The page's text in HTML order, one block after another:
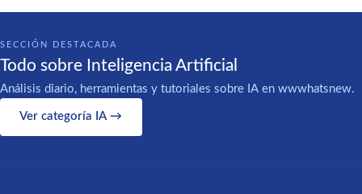
SECCIÓN DESTACADA
Todo sobre Inteligencia Artificial
Análisis diario, herramientas y tutoriales sobre IA en wwwhatsnew.
Ver categoría IA →